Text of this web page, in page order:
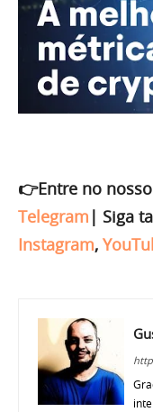
👉Entre no
Telegram | Siga
Instagram,